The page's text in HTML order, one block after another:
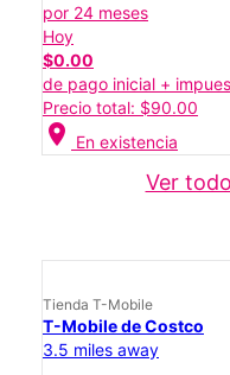
por 24 meses
Hoy
$0.00
de pago inicial +
Precio total: $90.00
location_on En existencia
Ver
Tienda T-Mobile
T-Mobile de Costco
3.5 miles away